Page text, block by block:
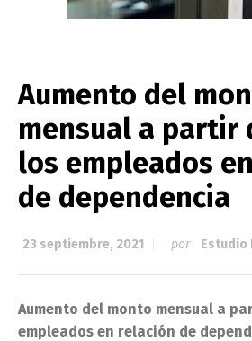
Aumento del
mensual a partir
los empleados
de dependencia
23 septiembre, 2021 por Estudio
Aumento del monto mensual a
empleados en relación de